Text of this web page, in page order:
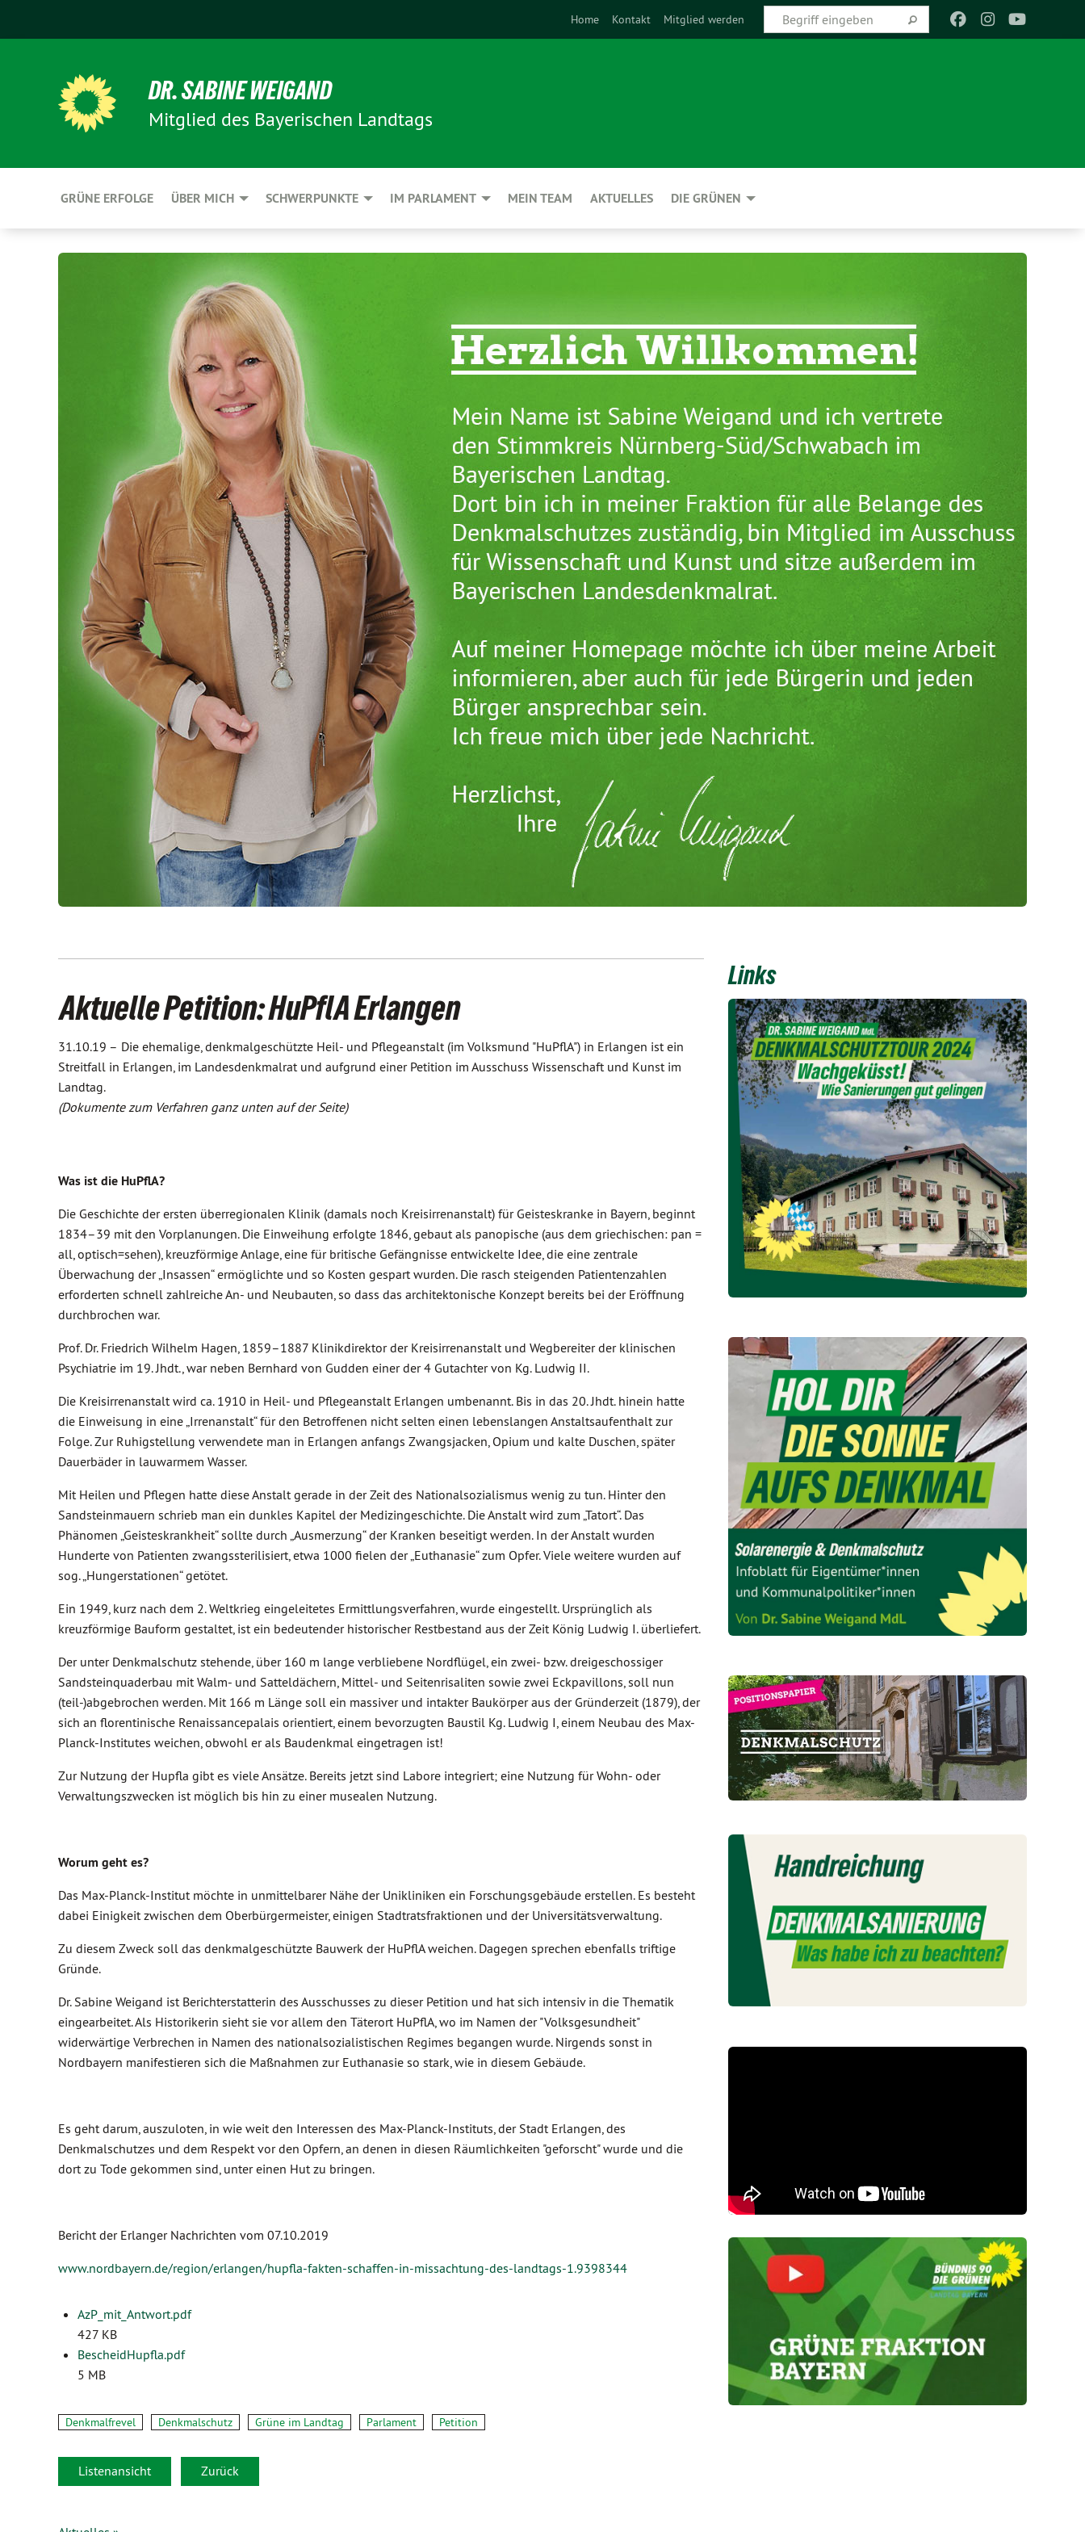
Home Kontakt Mitglied werden
DR. SABINE WEIGAND
Mitglied des Bayerischen Landtags
GRÜNE ERFOLGE ÜBER MICH SCHWERPUNKTE IM PARLAMENT MEIN TEAM AKTUELLES DIE GRÜNEN
Aktuelle Petition: HuPflA Erlangen
31.10.19 – Die ehemalige, denkmalgeschützte Heil- und Pflegeanstalt (im Volksmund "HuPflA") in Erlangen ist ein
Streitfall in Erlangen, im Landesdenkmalrat und aufgrund einer Petition im Ausschuss Wissenschaft und Kunst im
Landtag.
(Dokumente zum Verfahren ganz unten auf der Seite)
Was ist die HuPflA?
Die Geschichte der ersten überregionalen Klinik (damals noch Kreisirrenanstalt) für Geisteskranke in Bayern, beginnt
1834–39 mit den Vorplanungen. Die Einweihung erfolgte 1846, gebaut als panopische (aus dem griechischen: pan =
all, optisch=sehen), kreuzförmige Anlage, eine für britische Gefängnisse entwickelte Idee, die eine zentrale
Überwachung der „Insassen“ ermöglichte und so Kosten gespart wurden. Die rasch steigenden Patientenzahlen
erforderten schnell zahlreiche An- und Neubauten, so dass das architektonische Konzept bereits bei der Eröffnung
durchbrochen war.
Prof. Dr. Friedrich Wilhelm Hagen, 1859–1887 Klinikdirektor der Kreisirrenanstalt und Wegbereiter der klinischen
Psychiatrie im 19. Jhdt., war neben Bernhard von Gudden einer der 4 Gutachter von Kg. Ludwig II.
Die Kreisirrenanstalt wird ca. 1910 in Heil- und Pflegeanstalt Erlangen umbenannt. Bis in das 20. Jhdt. hinein hatte
die Einweisung in eine „Irrenanstalt“ für den Betroffenen nicht selten einen lebenslangen Anstaltsaufenthalt zur
Folge. Zur Ruhigstellung verwendete man in Erlangen anfangs Zwangsjacken, Opium und kalte Duschen, später
Dauerbäder in lauwarmem Wasser.
Mit Heilen und Pflegen hatte diese Anstalt gerade in der Zeit des Nationalsozialismus wenig zu tun. Hinter den
Sandsteinmauern schrieb man ein dunkles Kapitel der Medizingeschichte. Die Anstalt wird zum „Tatort“. Das
Phänomen „Geisteskrankheit“ sollte durch „Ausmerzung“ der Kranken beseitigt werden. In der Anstalt wurden
Hunderte von Patienten zwangssterilisiert, etwa 1000 fielen der „Euthanasie“ zum Opfer. Viele weitere wurden auf
sog. „Hungerstationen“ getötet.
Ein 1949, kurz nach dem 2. Weltkrieg eingeleitetes Ermittlungsverfahren, wurde eingestellt. Ursprünglich als
kreuzförmige Bauform gestaltet, ist ein bedeutender historischer Restbestand aus der Zeit König Ludwig I. überliefert.
Der unter Denkmalschutz stehende, über 160 m lange verbliebene Nordflügel, ein zwei- bzw. dreigeschossiger
Sandsteinquaderbau mit Walm- und Satteldächern, Mittel- und Seitenrisaliten sowie zwei Eckpavillons, soll nun
(teil-)abgebrochen werden. Mit 166 m Länge soll ein massiver und intakter Baukörper aus der Gründerzeit (1879), der
sich an florentinische Renaissancepalais orientiert, einem bevorzugten Baustil Kg. Ludwig I, einem Neubau des Max-
Planck-Institutes weichen, obwohl er als Baudenkmal eingetragen ist!
Zur Nutzung der Hupfla gibt es viele Ansätze. Bereits jetzt sind Labore integriert; eine Nutzung für Wohn- oder
Verwaltungszwecken ist möglich bis hin zu einer musealen Nutzung.
Worum geht es?
Das Max-Planck-Institut möchte in unmittelbarer Nähe der Unikliniken ein Forschungsgebäude erstellen. Es besteht
dabei Einigkeit zwischen dem Oberbürgermeister, einigen Stadtratsfraktionen und der Universitätsverwaltung.
Zu diesem Zweck soll das denkmalgeschützte Bauwerk der HuPflA weichen. Dagegen sprechen ebenfalls triftige
Gründe.
Dr. Sabine Weigand ist Berichterstatterin des Ausschusses zu dieser Petition und hat sich intensiv in die Thematik
eingearbeitet. Als Historikerin sieht sie vor allem den Täterort HuPflA, wo im Namen der "Volksgesundheit"
widerwärtige Verbrechen in Namen des nationalsozialistischen Regimes begangen wurde. Nirgends sonst in
Nordbayern manifestieren sich die Maßnahmen zur Euthanasie so stark, wie in diesem Gebäude.
Es geht darum, auszuloten, in wie weit den Interessen des Max-Planck-Instituts, der Stadt Erlangen, des
Denkmalschutzes und dem Respekt vor den Opfern, an denen in diesen Räumlichkeiten "geforscht" wurde und die
dort zu Tode gekommen sind, unter einen Hut zu bringen.
Bericht der Erlanger Nachrichten vom 07.10.2019
www.nordbayern.de/region/erlangen/hupfla-fakten-schaffen-in-missachtung-des-landtags-1.9398344
AzP_mit_Antwort.pdf
427 KB
BescheidHupfla.pdf
5 MB
Denkmalfrevel Denkmalschutz Grüne im Landtag Parlament Petition
Listenansicht Zurück
Links